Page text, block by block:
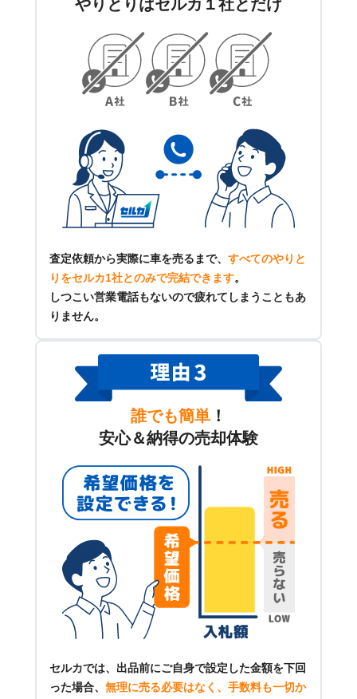
やりとりはセルカ１社とだけ
査定依頼から実際に車を売るまで、 すべてのやりと
りをセルカ1社とのみで完結できます。
しつこい営業電話もないので疲れてしまうこともあ
りません。
誰でも簡単 ！
安心＆納得の売却体験
セルカでは、出品前にご自身で設定した金額を下回
った場合、 無理に売る必要はなく、手数料も一切か